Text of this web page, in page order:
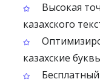
Высокая
казахского
казахские